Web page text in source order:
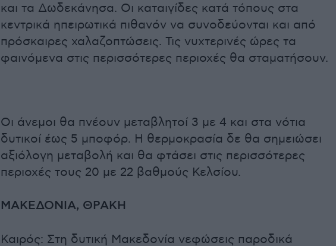
και τα Δωδεκάνησα. Οι καταιγίδες κατά τόπους στα
κεντρικά ηπειρωτικά πιθανόν να συνοδεύονται και από
πρόσκαιρες χαλαζοπτώσεις. Τις νυχτερινές ώρες τα
φαινόμενα στις περισσότερες περιοχές θα σταματήσουν.
Οι άνεμοι θα πνέουν μεταβλητοί 3 με 4 και στα νότια
δυτικοί έως 5 μποφόρ. Η θερμοκρασία δε θα σημειώσει
αξιόλογη μεταβολή και θα φτάσει στις περισσότερες
περιοχές τους 20 με 22 βαθμούς Κελσίου.
ΜΑΚΕΔΟΝΙΑ, ΘΡΑΚΗ
Καιρός: Στη δυτική Μακεδονία νεφώσεις παροδικά